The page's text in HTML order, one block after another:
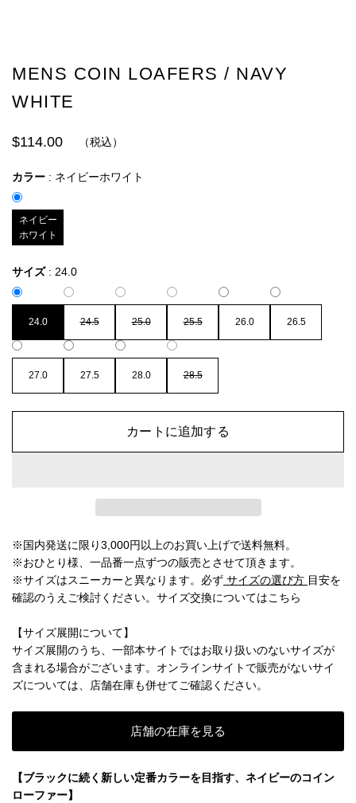
MENS COIN LOAFERS / NAVY
WHITE
$114.00 （税込）
カラー : ネイビーホワイト
ネイビー
ホワイト
サイズ : 24.0
24.0 24.5 25.0 25.5 26.0 26.5
27.0 27.5 28.0 28.5
カートに追加する
※国内発送に限り3,000円以上のお買い上げで送料無料。
※おひとり様、一品番一点ずつの販売とさせて頂きます。
※サイズはスニーカーと異なります。必ず サイズの選び方 目安を
確認のうえご検討ください。 サイズ交換についてはこちら
【サイズ展開について】
サイズ展開のうち、一部本サイトではお取り扱いのないサイズが
含まれる場合がございます。オンラインサイトで販売がないサイ
ズについては、店舗在庫も併せてご確認ください。
店舗の在庫を見る
【ブラックに続く新しい定番カラーを目指す、ネイビーのコイン
ローファー】